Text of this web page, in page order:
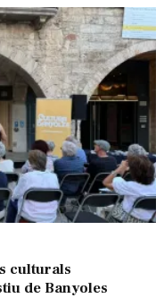
culturals
de Banyoles